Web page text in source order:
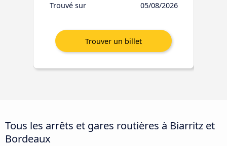
Trouvé sur
05/08/2026
Tous les arrêts et gares routières à Biarritz et
Bordeaux